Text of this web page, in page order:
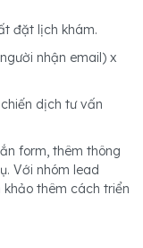
đặt lịch khám.
nhận email) x
dịch tư vấn
form, thêm thông
Với nhóm lead
thêm cách triển